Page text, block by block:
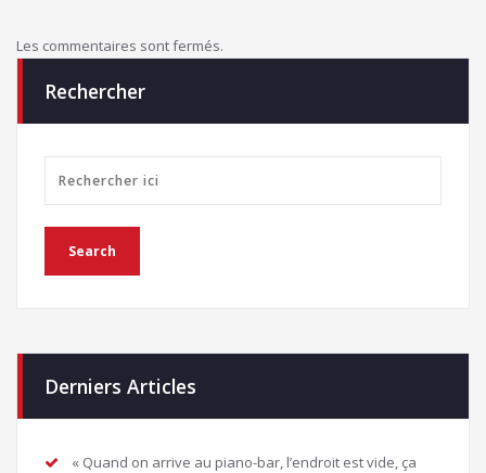
Les commentaires sont fermés.
Rechercher
Derniers Articles
« Quand on arrive au piano-bar, l’endroit est vide, ça